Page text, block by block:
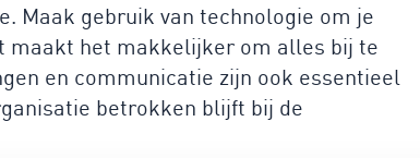
Maak gebruik van technologie om je
maakt het makkelijker om alles bij te
en communicatie zijn ook essentieel
betrokken blijft bij de